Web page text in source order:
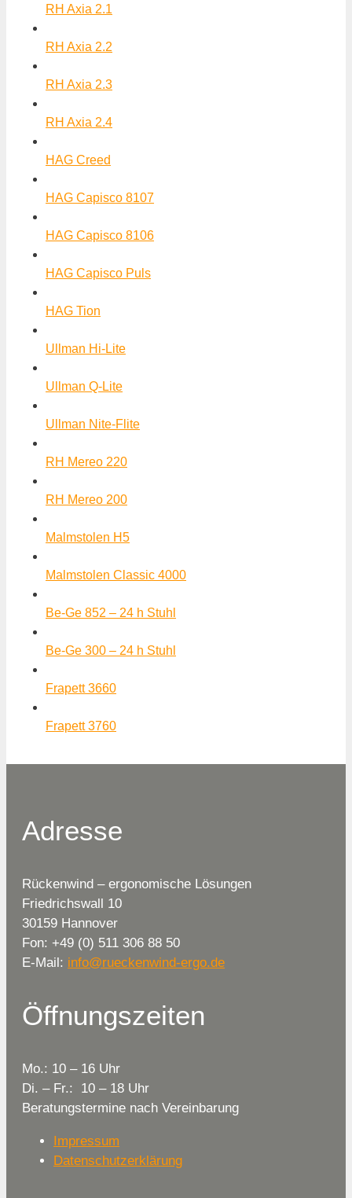
RH Axia 2.1
RH Axia 2.2
RH Axia 2.3
RH Axia 2.4
HAG Creed
HAG Capisco 8107
HAG Capisco 8106
HAG Capisco Puls
HAG Tion
Ullman Hi-Lite
Ullman Q-Lite
Ullman Nite-Flite
RH Mereo 220
RH Mereo 200
Malmstolen H5
Malmstolen Classic 4000
Be-Ge 852 – 24 h Stuhl
Be-Ge 300 – 24 h Stuhl
Frapett 3660
Frapett 3760
Adresse
Rückenwind – ergonomische Lösungen
Friedrichswall 10
30159 Hannover
Fon: +49 (0) 511 306 88 50
E-Mail: info@rueckenwind-ergo.de
Öffnungszeiten
Mo.: 10 – 16 Uhr
Di. – Fr.: 10 – 18 Uhr
Beratungstermine nach Vereinbarung
Impressum
Datenschutzerklärung